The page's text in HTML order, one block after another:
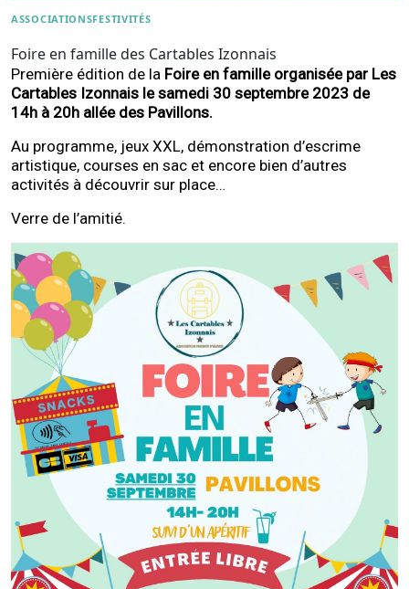
ASSOCIATIONSFESTIVITÉS
Foire en famille des Cartables Izonnais
Première édition de la Foire en famille organisée par Les
Cartables Izonnais le samedi 30 septembre 2023 de
14h à 20h allée des Pavillons.
Au programme, jeux XXL, démonstration d’escrime
artistique, courses en sac et encore bien d’autres
activités à découvrir sur place…
Verre de l’amitié.